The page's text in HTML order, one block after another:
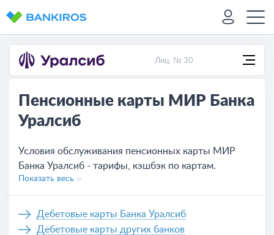
Лиц. № 30
Пенсионные карты МИР Банка
Уралсиб
Условия обслуживания пенсионных карты МИР
Банка Уралсиб - тарифы, кэшбэк по картам.
Заказать карту МИР Банка Уралсиб для начисления
Показать весь
Дебетовые карты Банка Уралсиб
Дебетовые карты других банков